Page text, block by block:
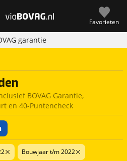
Favorieten
garantie
BOVAG Garantie,
en 40-Puntencheck
Bouwjaar t/m 2022